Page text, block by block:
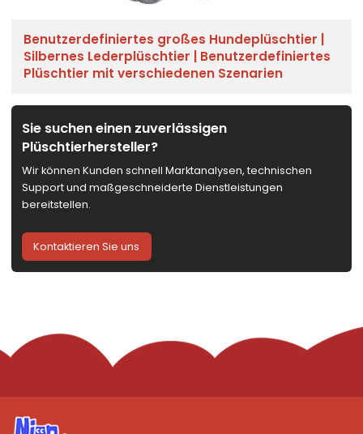
Benutzerdefiniertes großes Hundeplüschtier |
Silbernes Lederplüschtier | Benutzerdefiniertes
Plüschtier mit verschiedenen Szenarien
Sie suchen einen zuverlässigen
Plüschtierhersteller?
Wir können Kunden schnell Marktanalysen, technischen
Support und maßgeschneiderte Dienstleistungen
bereitstellen.
Kontaktieren Sie uns